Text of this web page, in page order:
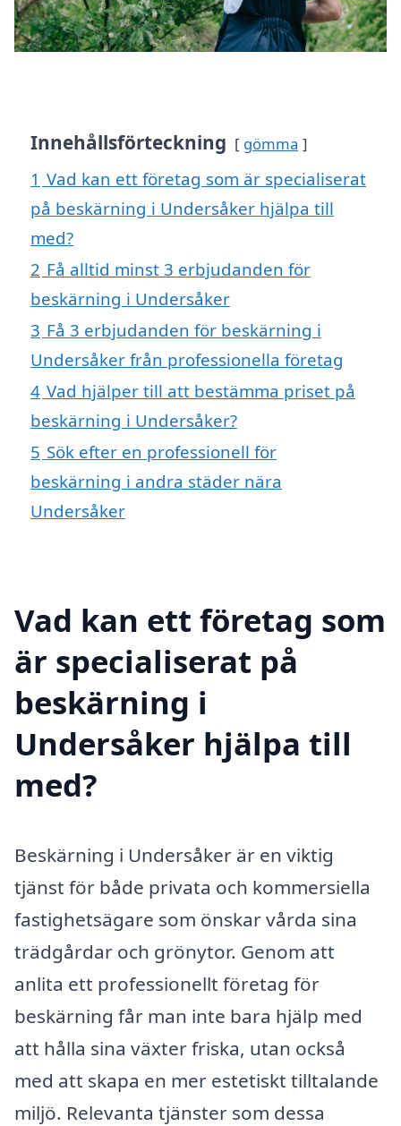
Innehållsförteckning gömma
1 Vad kan ett företag som är specialiserat
på beskärning i Undersåker hjälpa till
med?
2 Få alltid minst 3 erbjudanden för
beskärning i Undersåker
3 Få 3 erbjudanden för beskärning i
Undersåker från professionella företag
4 Vad hjälper till att bestämma priset på
beskärning i Undersåker?
5 Sök efter en professionell för
beskärning i andra städer nära
Undersåker
Vad kan ett företag som
är specialiserat på
beskärning i
Undersåker hjälpa till
med?
Beskärning i Undersåker är en viktig
tjänst för både privata och kommersiella
fastighetsägare som önskar vårda sina
trädgårdar och grönytor. Genom att
anlita ett professionellt företag för
beskärning får man inte bara hjälp med
att hålla sina växter friska, utan också
med att skapa en mer estetiskt tilltalande
miljö. Relevanta tjänster som dessa